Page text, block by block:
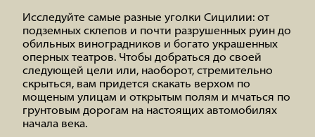
Исследуйте самые разные уголки Сицилии: от
подземных склепов и почти разрушенных руин до
обильных виноградников и богато украшенных
оперных театров. Чтобы добраться до своей
следующей цели или, наоборот, стремительно
скрыться, вам придется скакать верхом по
мощеным улицам и открытым полям и мчаться по
грунтовым дорогам на настоящих автомобилях
начала века.